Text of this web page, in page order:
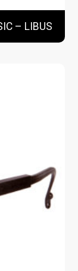
– LIBUS